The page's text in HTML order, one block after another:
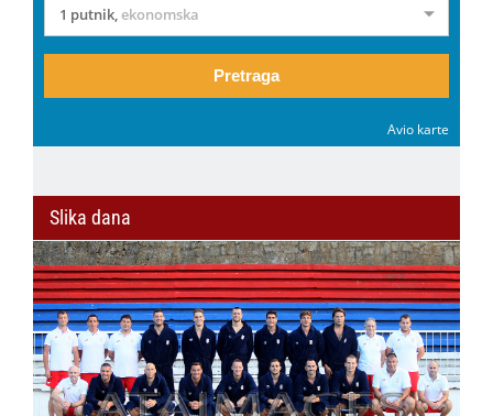
1 putnik,ekonomska
Pretraga
Avio karte
Slika dana